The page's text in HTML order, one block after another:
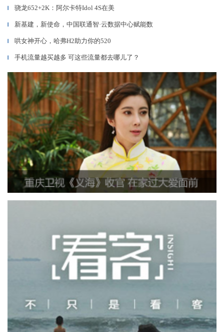
▎ 骁龙652+2K：阿尔卡特Idol 4S在美
▎ 新基建，新使命，中国联通智·云数据中心赋能数
▎ 哄女神开心，哈弗H2助力你的520
▎ 手机流量越买越多 可这些流量都去哪儿了？